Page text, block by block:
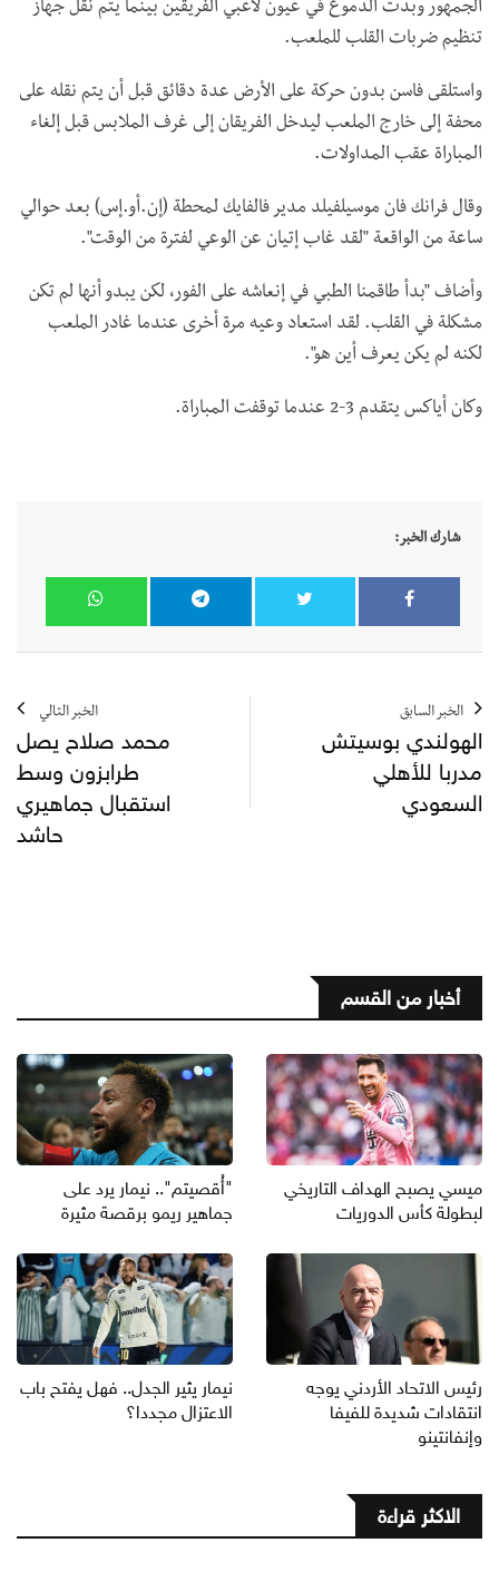
الجمهور وبدت الدموع في عيون لاعبي الفريقين بينما يتم نقل جهاز
تنظيم ضربات القلب للملعب.
واستلقى فاسن بدون حركة على الأرض عدة دقائق قبل أن يتم نقله على
محفة إلى خارج الملعب ليدخل الفريقان إلى غرف الملابس قبل إلغاء
المباراة عقب المداولات.
وقال فرانك فان موسيلفيلد مدير فالفايك لمحطة (إن.أو.إس) بعد حوالي
ساعة من الواقعة "لقد غاب إتيان عن الوعي لفترة من الوقت".
وأضاف "بدأ طاقمنا الطبي في إنعاشه على الفور، لكن يبدو أنها لم تكن
مشكلة في القلب. لقد استعاد وعيه مرة أخرى عندما غادر الملعب
لكنه لم يكن يعرف أين هو".
وكان أياكس يتقدم 3-2 عندما توقفت المباراة.
شارك الخبر:
الخبر السابق
الهولندي بوسيتش
مدربا للأهلي
السعودي
الخبر التالي
محمد صلاح يصل
طرابزون وسط
استقبال جماهيري
حاشد
أخبار من القسم
ميسي يصبح الهداف التاريخي
لبطولة كأس الدوريات
"أُقصيتم".. نيمار يرد على
جماهير ريمو برقصة مثيرة
رئيس الاتحاد الأردني يوجه
انتقادات شديدة للفيفا
وإنفانتينو
نيمار يثير الجدل.. فهل يفتح باب
الاعتزال مجددا؟
الاكثر قراءة